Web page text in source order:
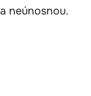
neúnosnou.